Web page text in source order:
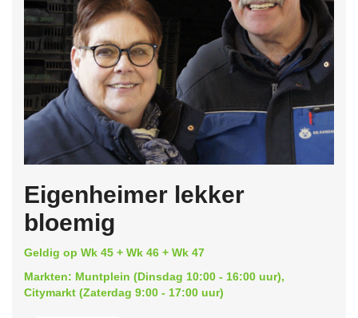
Eigenheimer lekker
bloemig
Geldig op Wk 45 + Wk 46 + Wk 47
Markten: Muntplein (Dinsdag 10:00 - 16:00 uur),
Citymarkt (Zaterdag 9:00 - 17:00 uur)